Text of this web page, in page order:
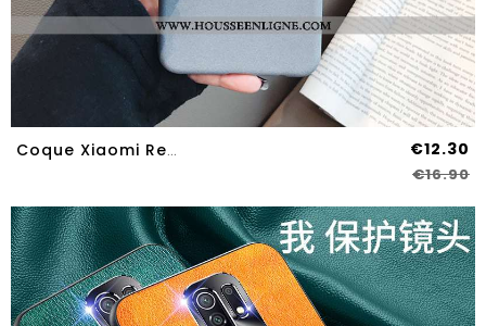
Coque Xiaomi Redmi 9 Tendance Fluide Doux Téléphone Portable Petit Rouge Tout Compris Gris €12.30
€16.90